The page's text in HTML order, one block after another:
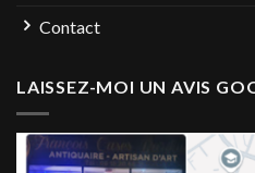
Contact
LAISSEZ-MOI UN AVIS